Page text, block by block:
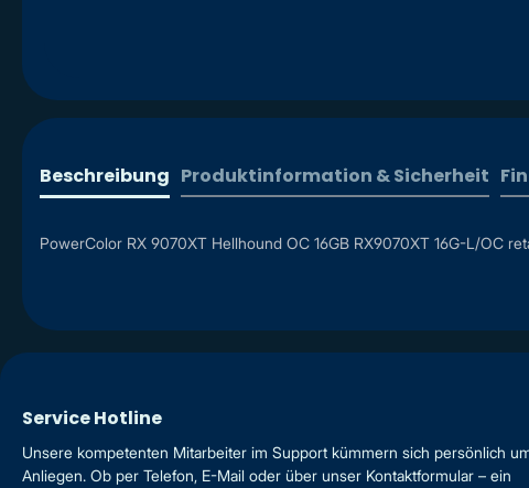
Beschreibung Produktinformation & Sicherheit
PowerColor RX 9070XT Hellhound OC 16GB RX9070XT 16G-L/OC
Service Hotline
Unsere kompetenten Mitarbeiter im Support kümmern sich persönlich
Anliegen. Ob per Telefon, E-Mail oder über unser Kontaktformular – ein